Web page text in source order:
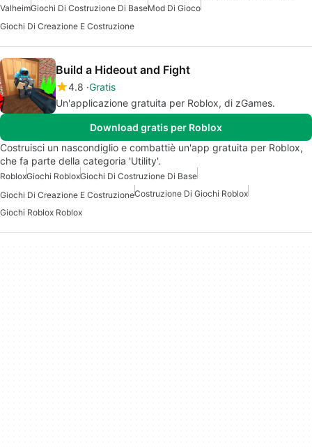
ValheimGiochi Di Costruzione Di BaseMod Di Gioco
Giochi Di Creazione E Costruzione
Build a Hideout and Fight
4.8 Gratis
Un'applicazione gratuita per Roblox, di zGames.
Download gratis per Roblox
Costruisci un nascondiglio e combattiè un'app gratuita per Roblox,
che fa parte della categoria 'Utility'.
RobloxGiochi RobloxGiochi Di Costruzione Di Base
Giochi Di Creazione E CostruzioneCostruzione Di Giochi Roblox
Giochi Roblox Roblox